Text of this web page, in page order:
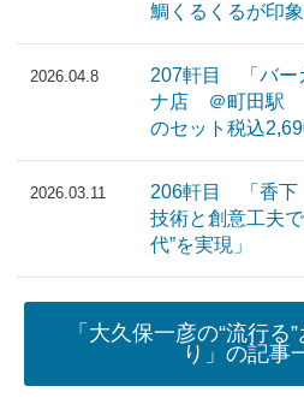
鯛くるくるが印象
2026.04.8
207軒目 「バー
ナ店 ＠町田駅
のセット税込
2026.03.11
206軒目 「香
技術と創意工夫
代”を実現」
「大久保一彦の“流行る
り」の記事